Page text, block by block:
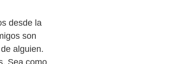
desde la
son
alguien.
Sea como